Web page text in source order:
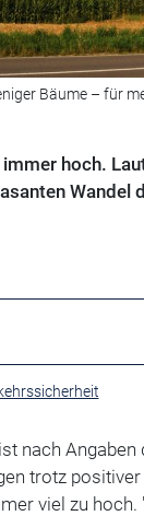
Bäume – für
hoch.
Wandel
nach Angaben
trotz
viel zu